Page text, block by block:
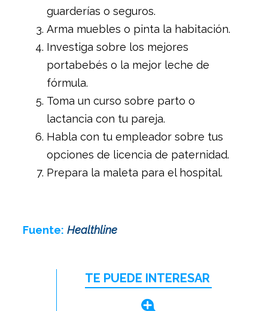
guarderías o seguros.
Arma muebles o pinta la habitación.
Investiga sobre los mejores
portabebés o la mejor leche de
fórmula.
Toma un curso sobre parto o
lactancia con tu pareja.
Habla con tu empleador sobre tus
opciones de licencia de paternidad.
Prepara la maleta para el hospital.
Fuente: Healthline
TE PUEDE INTERESAR